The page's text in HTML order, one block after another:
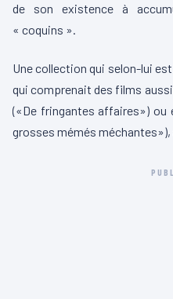
de son existence à
« coquins ».
Une collection qui selon-lui
qui comprenait des films
(«De fringantes affaires») ou
grosses mémés méchantes»),